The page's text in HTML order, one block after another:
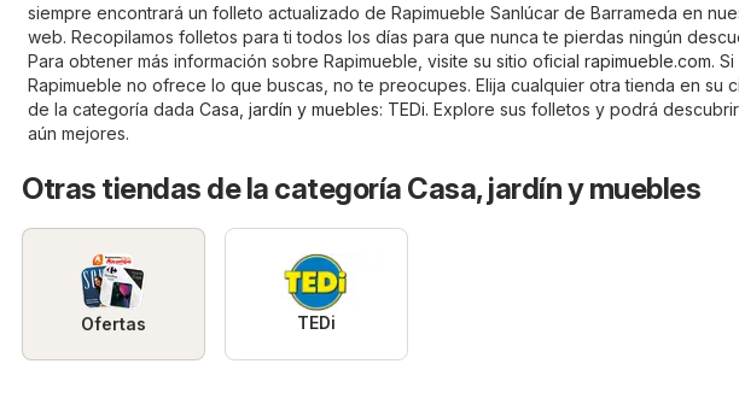
siempre encontrará un folleto actualizado de Rapimueble Sanlúcar de Barrameda en
web. Recopilamos folletos para ti todos los días para que nunca te pierdas ningún
Para obtener más información sobre Rapimueble, visite su sitio oficial rapimueble.com. Si
Rapimueble no ofrece lo que buscas, no te preocupes. Elija cualquier otra tienda en su
de la categoría dada Casa, jardín y muebles: TEDi. Explore sus folletos y podrá
aún mejores.
Otras tiendas de la categoría Casa, jardín y muebles
Ofertas TEDi